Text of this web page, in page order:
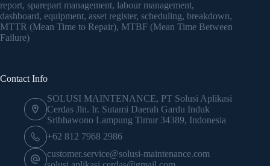
report, sparepart management, labour management,
dashboard, equipment, asset register, scheduling, breakdown,
MTTR (Mean Time to Repair), MTBF (Mean Time Between
Failure)
Contact Info
SOLUSI MAINTENANCE, PT Solusi Aplikasi
Cerdas Jln. Ir. Sutami Daerah Gardu Induk
Sribhawono Lampung Timur 34389, Indonesia
+62 812 7968 2986
customer.service@solusi-maintenance.com